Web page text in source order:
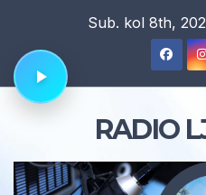
content
Sub. kol 8th,
RADIO